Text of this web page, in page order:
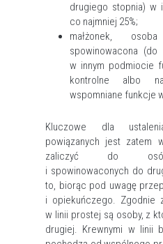
drugiego stopnia) w
co najmniej 25%;
małżonek,
spowinowacona (do
w innym podmiocie
kontrolne albo
wspomniane funkcje
Kluczowe dla
powiązanych jest zatem
zaliczyć do osób
i spowinowaconych do
to, biorąc pod uwagę
i opiekuńczego. Zgodnie
w linii prostej są osoby, z
drugiej. Krewnymi w linii